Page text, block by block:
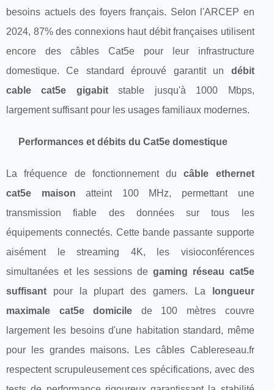
besoins actuels des foyers français. Selon l'ARCEP en
2024, 87% des connexions haut débit françaises utilisent
encore des câbles Cat5e pour leur infrastructure
domestique. Ce standard éprouvé garantit un débit
cable cat5e gigabitstable jusqu'à 1000 Mbps,
largement suffisant pour les usages familiaux modernes.
Performances et débits du Cat5e domestique
La fréquence de fonctionnement ducâble ethernet
cat5e maison atteint 100 MHz, permettant une
transmission fiable des données sur tous les
équipements connectés. Cette bande passante supporte
aisément le streaming 4K, les visioconférences
simultanées et les sessions de gaming réseau cat5e
suffisant pour la plupart des gamers. La
longueur
maximale cat5e domicile de 100 mètres couvre
largement les besoins d'une habitation standard, même
pour les grandes maisons. Les câbles Cablereseau.fr
respectent scrupuleusement ces spécifications, avec des